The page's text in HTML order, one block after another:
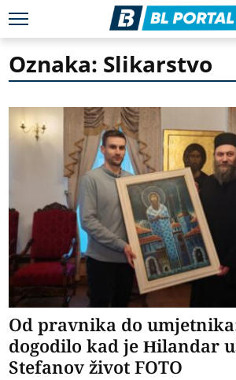
Oznaka: Slikarstvo
Od pravnika do
dogodilo kad je Hilandar
Stefanov život FOTO